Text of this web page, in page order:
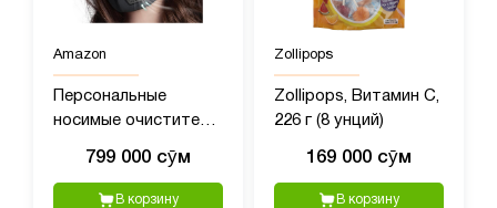
Amazon
Персональные
носимые очистители
мини-очиститель
воздуха
799 000 сӯм
В корзину
Zollipops
Zollipops, Витамин C,
226 г (8 унций)
169 000 сӯм
В корзину